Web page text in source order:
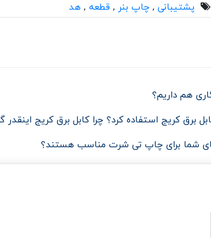
پشتیبانی, چاپ بنر , قطعه , هد
برق کریج استفاده کرد؟ چرا کابل برق کریج اینقدر
شما برای چاپ تی شرت مناسب هستند؟